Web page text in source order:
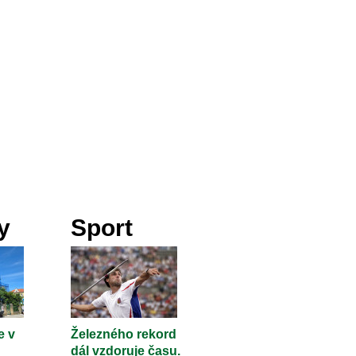
v
Sport
Železného rekord
dál vzdoruje času.